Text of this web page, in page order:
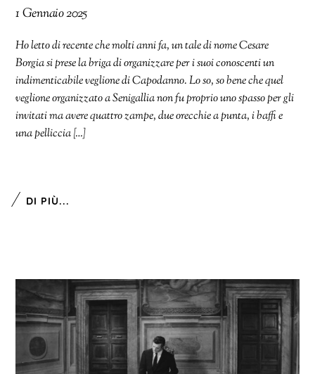
1 Gennaio 2025
Ho letto di recente che molti anni fa, un tale di nome Cesare
Borgia si prese la briga di organizzare per i suoi conoscenti un
indimenticabile veglione di Capodanno. Lo so, so bene che quel
veglione organizzato a Senigallia non fu proprio uno spasso per gli
invitati ma avere quattro zampe, due orecchie a punta, i baffi e
una pelliccia […]
DI PIÙ...